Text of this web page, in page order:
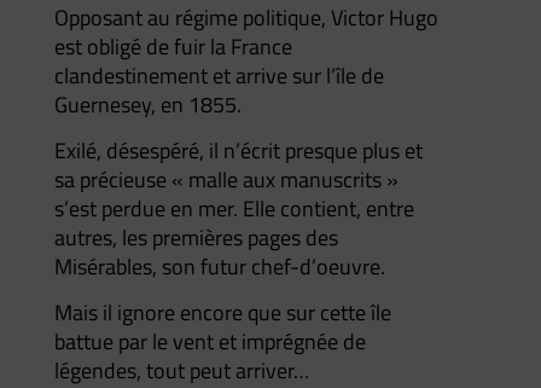
Opposant au régime politique, Victor Hugo
est obligé de fuir la France
clandestinement et arrive sur l’île de
Guernesey, en 1855.
Exilé, désespéré, il n’écrit presque plus et
sa précieuse « malle aux manuscrits »
s’est perdue en mer. Elle contient, entre
autres, les premières pages des
Misérables, son futur chef-d’oeuvre.
Mais il ignore encore que sur cette île
battue par le vent et imprégnée de
légendes, tout peut arriver…